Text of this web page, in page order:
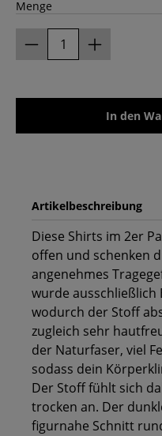
Menge
In den
Artikelbeschreibung
Diese Shirts im 2er
offen und schenken
angenehmes
wurde ausschließlich
wodurch der Stoff
zugleich sehr
der Naturfaser, viel
sodass dein
Der Stoff fühlt sich
trocken an. Der
figurnahe Schnitt